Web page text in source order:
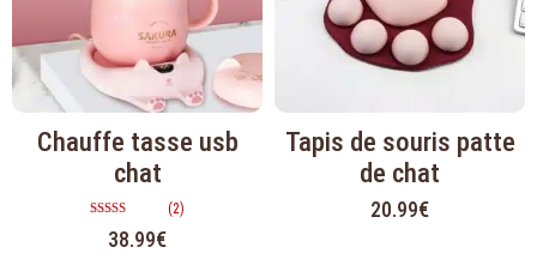
Chauffe tasse usb
chat
5.00
(2)
38.99€
Tapis de souris patte
de chat
20.99€